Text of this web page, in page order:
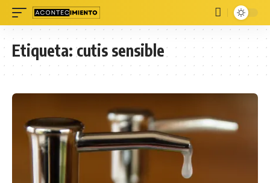
Etiqueta:cutis sensible